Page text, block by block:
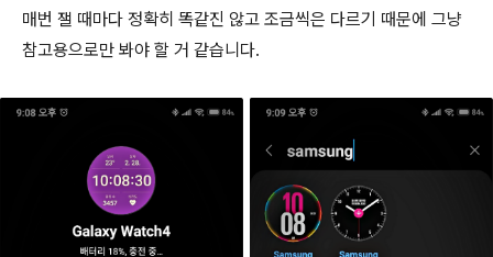
매번 잴 때마다 정확히 똑같진 않고 조금씩은 다르기 때문에 그냥
참고용으로만 봐야 할 거 같습니다.